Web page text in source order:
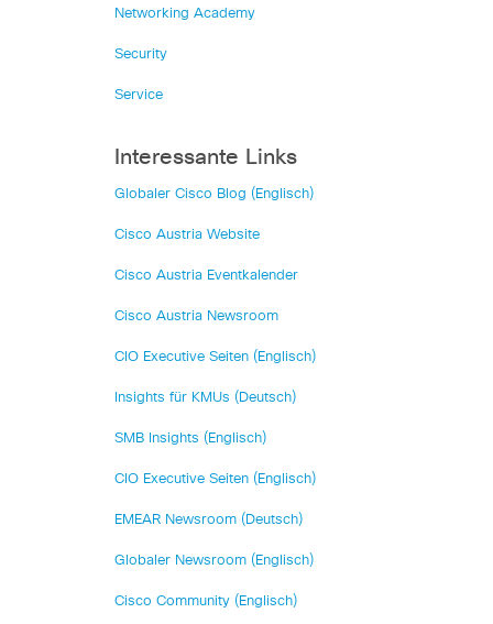
Networking Academy
Security
Service
Interessante Links
Globaler Cisco Blog (Englisch)
Cisco Austria Website
Cisco Austria Eventkalender
Cisco Austria Newsroom
CIO Executive Seiten (Englisch)
Insights für KMUs (Deutsch)
SMB Insights (Englisch)
CIO Executive Seiten (Englisch)
EMEAR Newsroom (Deutsch)
Globaler Newsroom (Englisch)
Cisco Community (Englisch)